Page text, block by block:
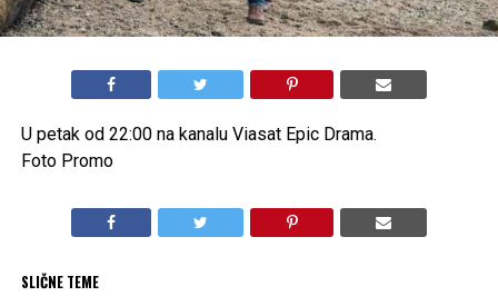
U petak od 22:00 na kanalu Viasat Epic Drama.
Foto Promo
SLIČNE TEME